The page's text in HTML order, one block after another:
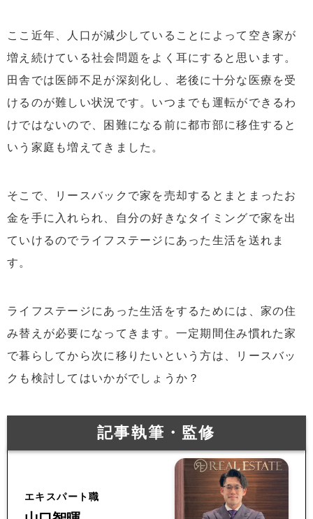
ここ近年、人口が減少していることによって空き家が
増え続けている社会問題をよく耳にすると思います。
田舎では医師不足が深刻化し、老後に十分な医療を受
けるのが難しい状況です。いつまでも運転ができるわ
けではないので、困難になる前に都市部に移住すると
いう家庭も増えてきました。
そこで、リースバックで家を売却するとまとまったお
金を手に入れられ、自分の好きなタイミングで家を出
ていけるのでライフステージにあった生活を送れま
す。
ライフステージにあった生活をするためには、家の住
み替えが必要になってきます。一定期間住み慣れた家
で暮らしてから次に移りたいという方は、リースバッ
クも検討してはいかがでしょうか？
記事執筆・監修
エキスパート職